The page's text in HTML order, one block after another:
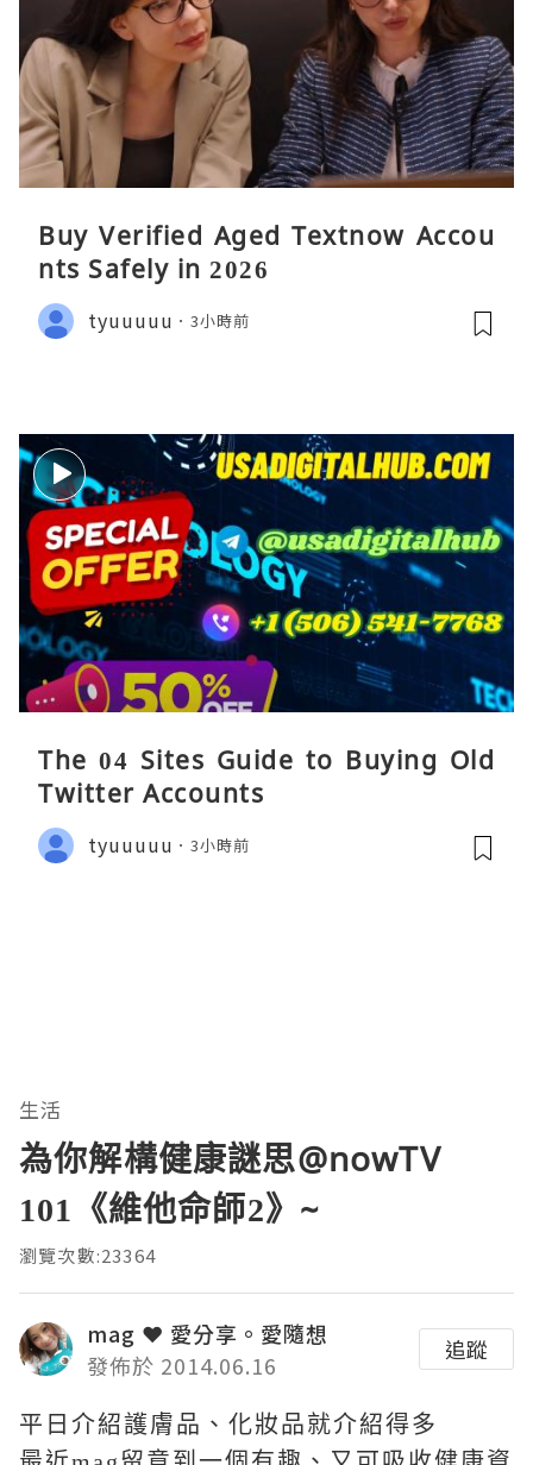
Buy Verified Aged Textnow Accou
nts Safely in 2026
tyuuuuu 3小時前
The 04 Sites Guide to Buying Old
Twitter Accounts
tyuuuuu 3小時前
生活
為你解構健康謎思@nowTV
101《維他命師2》~
瀏覽次數:23364
mag ❤ 愛分享。愛隨想
發佈於 2014.06.16
追蹤
平日介紹護膚品、化妝品就介紹得多